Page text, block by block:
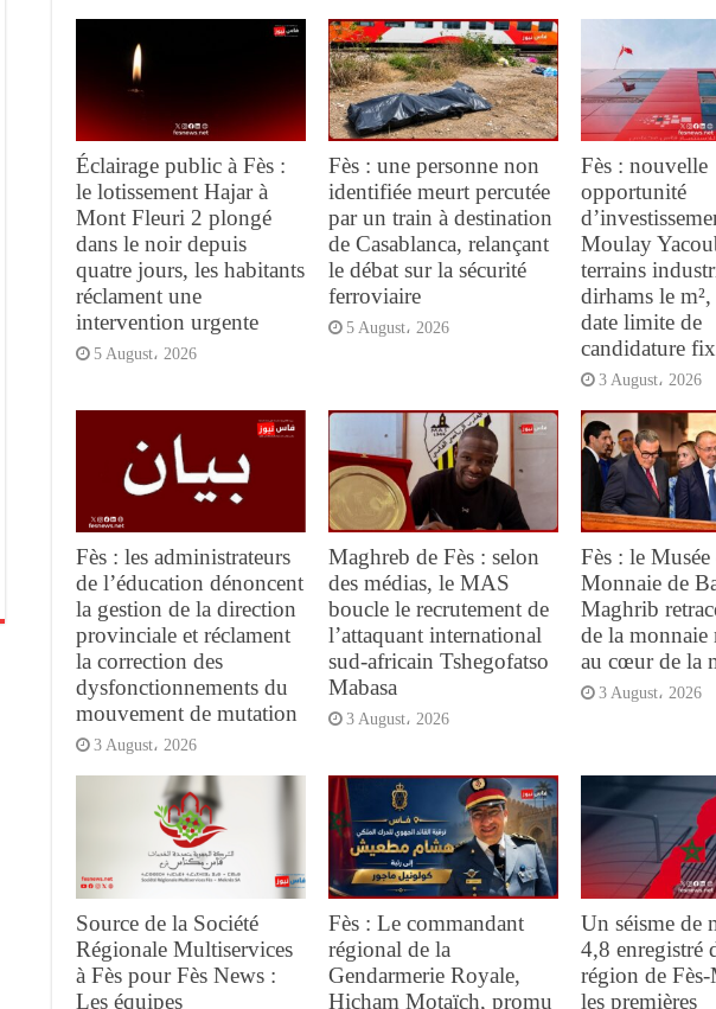
Éclairage public à Fès :
le lotissement Hajar à
Mont Fleuri 2 plongé
dans le noir depuis
quatre jours, les habitants
réclament une
intervention urgente
5 August، 2026
Fès : une personne non
identifiée meurt percutée
par un train à destination
de Casablanca, relançant
le débat sur la sécurité
ferroviaire
5 August، 2026
Fès : nouvelle
opportunité
Moulay
terrains
dirhams le
date limite de
candidature
3 August، 2026
Fès : les administrateurs
de l’éducation dénoncent
la gestion de la direction
provinciale et réclament
la correction des
dysfonctionnements du
mouvement de mutation
3 August، 2026
Maghreb de Fès : selon
des médias, le MAS
boucle le recrutement de
l’attaquant international
sud-africain Tshegofatso
Mabasa
3 August، 2026
Fès : le Musée
Monnaie de
Maghrib
de la monnaie
au cœur de la
3 August، 2026
Source de la Société
Régionale Multiservices
à Fès pour Fès News :
Les équipes
Fès : Le commandant
régional de la
Gendarmerie Royale,
Hicham Motaïch, promu
Un séisme de
4,8 enregistré
région de
les premières